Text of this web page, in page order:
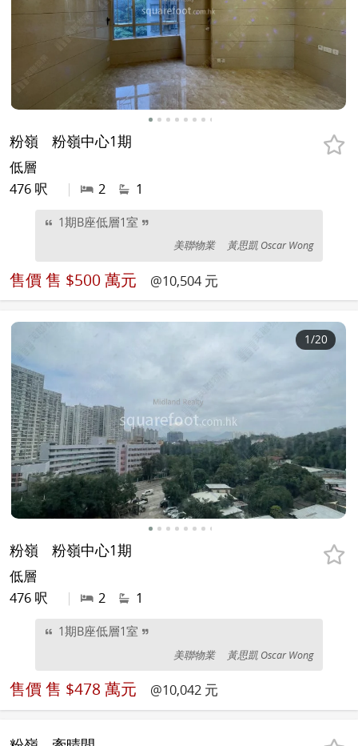
粉嶺 粉嶺中心1期
低層
476 呎
| 2 1
1期B座低層1室
美聯物業 黃思凱 Oscar Wong
售價 售 $500 萬元 @10,504 元
1/20
粉嶺 粉嶺中心1期
低層
476 呎
| 2 1
1期B座低層1室
美聯物業 黃思凱 Oscar Wong
售價 售 $478 萬元 @10,042 元